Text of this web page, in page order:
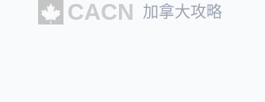
加拿大攻略